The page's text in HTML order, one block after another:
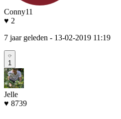
Conny11
♥ 2
7 jaar geleden - 13-02-2019 11:19
1
Jelle
♥ 8739